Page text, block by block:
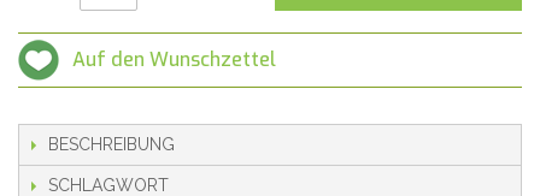
Auf den Wunschzettel
BESCHREIBUNG
SCHLAGWORT